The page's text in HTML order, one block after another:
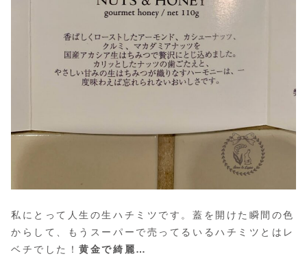
私にとって人生の生ハチミツです。蓋を開けた瞬間の色
からして、もうスーパーで売ってるいるハチミツとはレ
ベチでした！黄金で綺麗…